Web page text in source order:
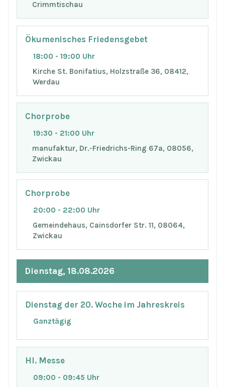
Crimmtischau
Ökumenisches Friedensgebet
18:00 - 19:00 Uhr
Kirche St. Bonifatius, Holzstraße 36, 08412,
Werdau
Chorprobe
19:30 - 21:00 Uhr
manufaktur, Dr.-Friedrichs-Ring 67a, 08056,
Zwickau
Chorprobe
20:00 - 22:00 Uhr
Gemeindehaus, Cainsdorfer Str. 11, 08064,
Zwickau
Dienstag, 18.08.2026
Dienstag der 20. Woche im Jahreskreis
Ganztägig
Hl. Messe
09:00 - 09:45 Uhr